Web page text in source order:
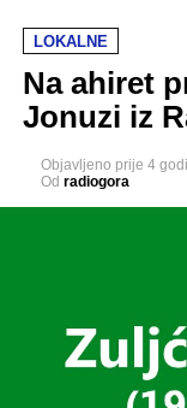
LOKALNE
Na ahiret
Jonuzi iz
Objavljeno prije 4
Od radiogora